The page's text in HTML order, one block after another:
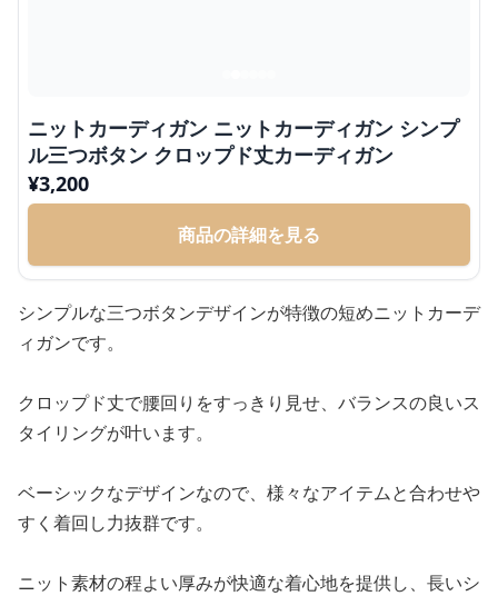
ニットカーディガン ニットカーディガン シンプ
ル三つボタン クロップド丈カーディガン
¥3,200
商品の詳細を見る
シンプルな三つボタンデザインが特徴の短めニットカーデ
ィガンです。
クロップド丈で腰回りをすっきり見せ、バランスの良いス
タイリングが叶います。
ベーシックなデザインなので、様々なアイテムと合わせや
すく着回し力抜群です。
ニット素材の程よい厚みが快適な着心地を提供し、長いシ